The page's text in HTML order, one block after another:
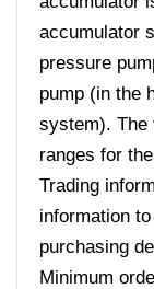
accumulator
pressure
pump (in the
system). The
ranges for
Trading
information
purchasing
Minimum